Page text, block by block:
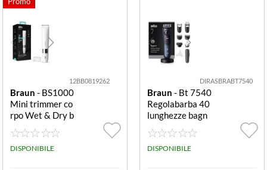
12BB0819262
Braun - BS1000
Mini trimmer co
rpo Wet & Dry b
ianco Body
DISPONIBILE
DIRASBRABT7540
Braun - Bt 7540
Regolabarba 40
lunghezze bagn
ato e secco Il re
golabarba uomo
Series 7 di Brau
DISPONIBILE